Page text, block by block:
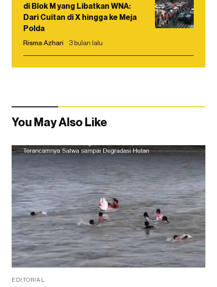
di Blok M yang Libatkan WNA:
Dari Cuitan di X hingga ke Meja
Polda
Risma Azhari 3 bulan lalu
You May Also Like
EDITORIAL